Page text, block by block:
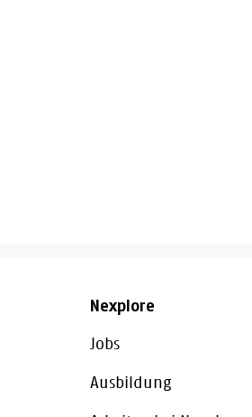
Nexplore
Jobs
Ausbildung